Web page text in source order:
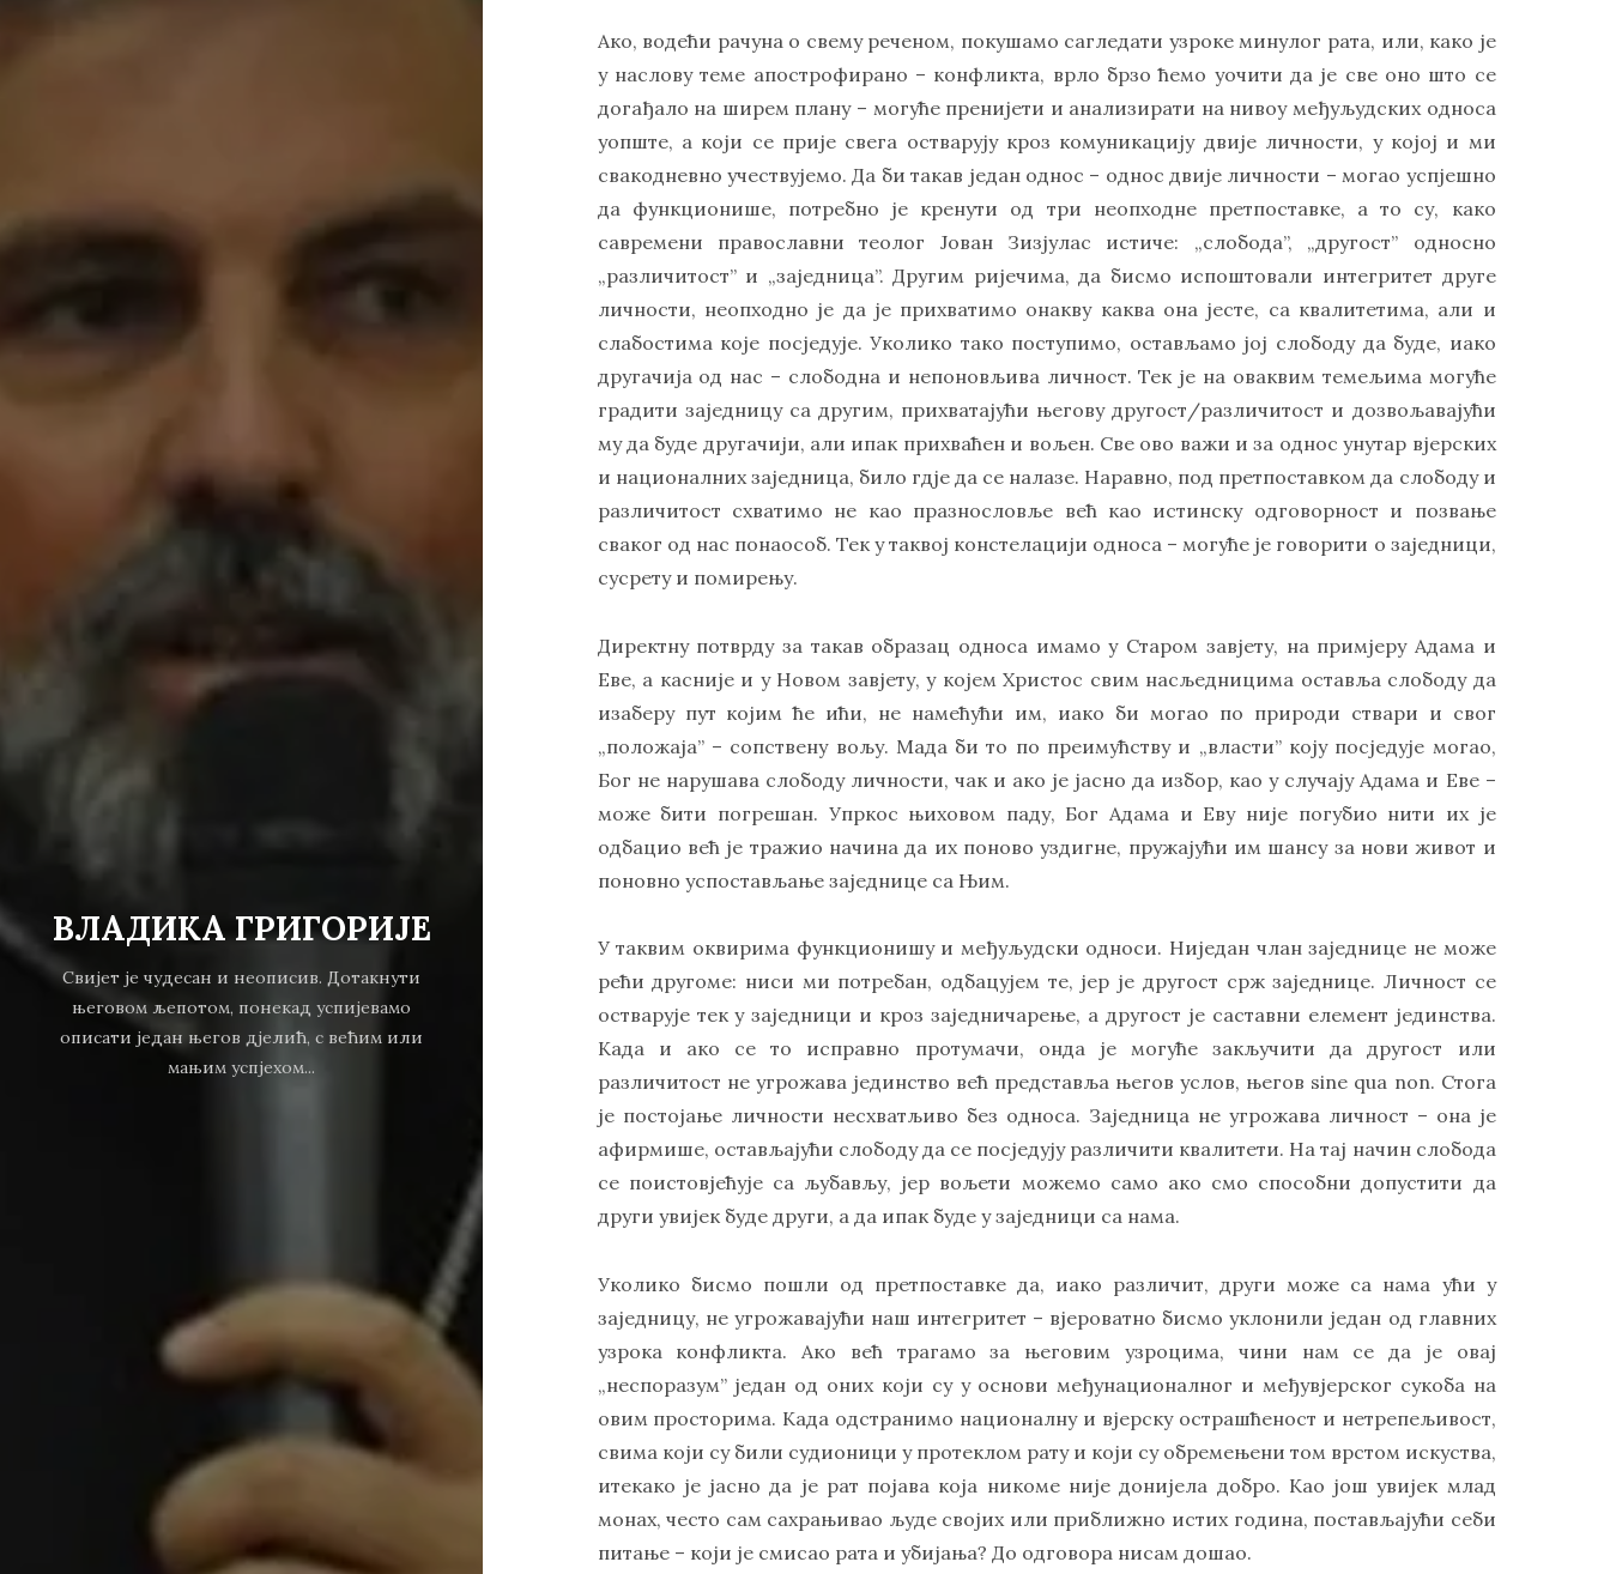
ВЛАДИКА ГРИГОРИЈЕ
Свијет је чудесан и неописив. Дотакнути
његовом љепотом, понекад успијевамо
описати један његов дјелић, с већим или
мањим успјехом...
Ако, водећи рачуна о свему реченом, покушамо сагледати узроке минулог рата, или, како је
у наслову теме апострофирано – конфликта, врло брзо ћемо уочити да је све оно што се
догађало на ширем плану – могуће пренијети и анализирати на нивоу међуљудских односа
уопште, а који се прије свега остварују кроз комуникацију двије личности, у којој и ми
свакодневно учествујемо. Да би такав један однос – однос двије личности – могао успјешно
да функционише, потребно је кренути од три неопходне претпоставке, а то су, како
савремени православни теолог Јован Зизјулас истиче: „слобода”, „другост” односно
„различитост” и „заједница”. Другим ријечима, да бисмо испоштовали интегритет друге
личности, неопходно је да је прихватимо онакву каква она јесте, са квалитетима, али и
слабостима које посједује. Уколико тако поступимо, остављамо јој слободу да буде, иако
другачија од нас – слободна и непоновљива личност. Тек је на оваквим темељима могуће
градити заједницу са другим, прихватајући његову другост/различитост и дозвољавајући
му да буде другачији, али ипак прихваћен и вољен. Све ово важи и за однос унутар вјерских
и националних заједница, било гдје да се налазе. Наравно, под претпоставком да слободу и
различитост схватимо не као празнословље већ као истинску одговорност и позвање
сваког од нас понаособ. Тек у таквој констелацији односа – могуће је говорити о заједници,
сусрету и помирењу.
Директну потврду за такав образац односа имамо у Старом завјету, на примјеру Адама и
Еве, а касније и у Новом завјету, у којем Христос свим насљедницима оставља слободу да
изаберу пут којим ће ићи, не намећући им, иако би могао по природи ствари и свог
„положаја” – сопствену вољу. Мада би то по преимућству и „власти” коју посједује могао,
Бог не нарушава слободу личности, чак и ако је јасно да избор, као у случају Адама и Еве –
може бити погрешан. Упркос њиховом паду, Бог Адама и Еву није погубио нити их је
одбацио већ је тражио начина да их поново уздигне, пружајући им шансу за нови живот и
поновно успостављање заједнице са Њим.
У таквим оквирима функционишу и међуљудски односи. Ниједан члан заједнице не може
рећи другоме: ниси ми потребан, одбацујем те, јер је другост срж заједнице. Личност се
остварује тек у заједници и кроз заједничарење, а другост је саставни елемент јединства.
Када и ако се то исправно протумачи, онда је могуће закључити да другост или
различитост не угрожава јединство већ представља његов услов, његов sine qua non. Стога
је постојање личности несхватљиво без односа. Заједница не угрожава личност – она је
афирмише, остављајући слободу да се посједују различити квалитети. На тај начин слобода
се поистовјећује са љубављу, јер вољети можемо само ако смо способни допустити да
други увијек буде други, а да ипак буде у заједници са нама.
Уколико бисмо пошли од претпоставке да, иако различит, други може са нама ући у
заједницу, не угрожавајући наш интегритет – вјероватно бисмо уклонили један од главних
узрока конфликта. Ако већ трагамо за његовим узроцима, чини нам се да је овај
„неспоразум” један од оних који су у основи међунационалног и међувјерског сукоба на
овим просторима. Када одстранимо националну и вјерску острашћеност и нетрепељивост,
свима који су били судионици у протеклом рату и који су обремењени том врстом искуства,
итекако је јасно да је рат појава која никоме није донијела добро. Као још увијек млад
монах, често сам сахрањивао људе својих или приближно истих година, постављајући себи
питање – који је смисао рата и убијања? До одговора нисам дошао.